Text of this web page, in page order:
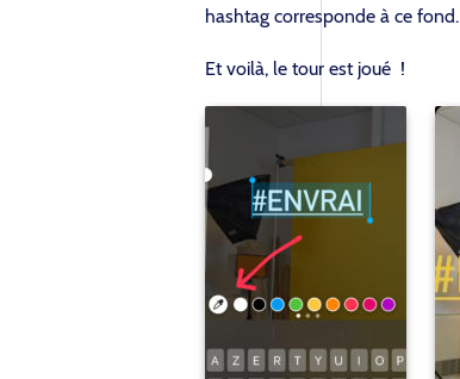
hashtag corresponde à ce fond.
Et voilà, le tour est joué !